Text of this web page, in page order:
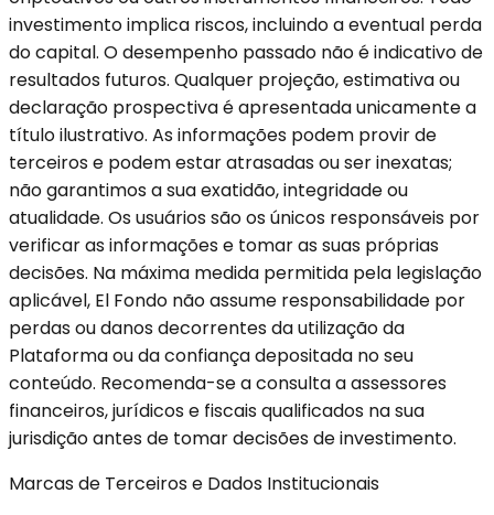
investimento implica riscos, incluindo a eventual perda
do capital. O desempenho passado não é indicativo de
resultados futuros. Qualquer projeção, estimativa ou
declaração prospectiva é apresentada unicamente a
título ilustrativo. As informações podem provir de
terceiros e podem estar atrasadas ou ser inexatas;
não garantimos a sua exatidão, integridade ou
atualidade. Os usuários são os únicos responsáveis por
verificar as informações e tomar as suas próprias
decisões. Na máxima medida permitida pela legislação
aplicável, El Fondo não assume responsabilidade por
perdas ou danos decorrentes da utilização da
Plataforma ou da confiança depositada no seu
conteúdo. Recomenda-se a consulta a assessores
financeiros, jurídicos e fiscais qualificados na sua
jurisdição antes de tomar decisões de investimento.
Marcas de Terceiros e Dados Institucionais